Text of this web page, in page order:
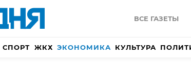
ВСЕ ГАЗЕТЫ
СПОРТ ЖКХ ЭКОНОМИКА КУЛЬТУРА